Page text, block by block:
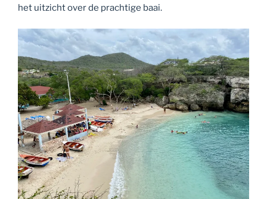
het uitzicht over de prachtige baai.